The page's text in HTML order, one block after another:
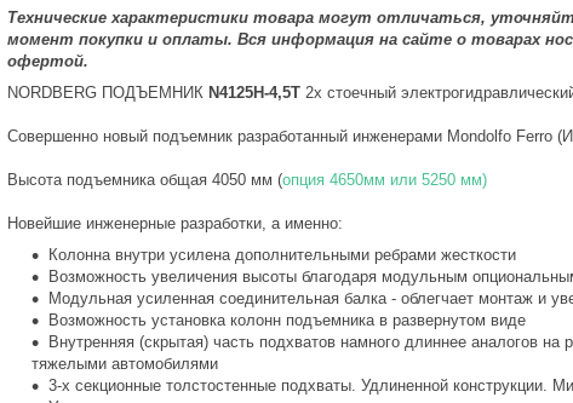
Технические характеристики товара могут отличаться,
момент покупки и оплаты. Вся информация на сайте о товарах
офертой.
NORDBERG ПОДЪЕМНИК N4125H-4,5T 2х стоечный
Совершенно новый подъемник разработанный инженерами Mondolfo Ferro
Высота подъемника общая 4050 мм (опция 4650мм или 5250 мм)
Новейшие инженерные разработки, а именно:
Колонна внутри усилена дополнительными ребрами жесткости
Возможность увеличения высоты благодаря модульным
Модульная усиленная соединительная балка - облегчает монтаж и
Возможность установка колонн подъемника в развернутом виде
Внутренняя (скрытая) часть подхватов намного длиннее аналогов на
тяжелыми автомобилями
3-х секционные толстостенные подхваты. Удлиненной